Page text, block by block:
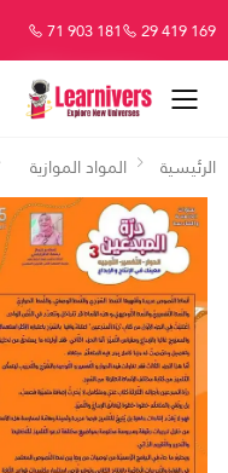
29 419 169
71 903 181
الرئيسية
المواد الموازية